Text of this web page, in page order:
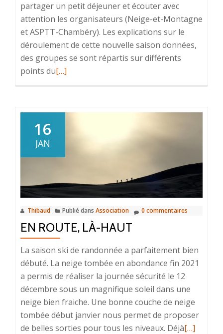
partager un petit déjeuner et écouter avec
attention les organisateurs (Neige-et-Montagne
et ASPTT-Chambéry). Les explications sur le
déroulement de cette nouvelle saison données,
des groupes se sont répartis sur différents
points duEn
[…]
16
JAN
Thibaud Publié dans Association 0 commentaires
EN ROUTE, LÀ-HAUT
La saison ski de randonnée a parfaitement bien
débuté. La neige tombée en abondance fin 2021
a permis de réaliser la journée sécurité le 12
décembre sous un magnifique soleil dans une
neige bien fraiche. Une bonne couche de neige
tombée début janvier nous permet de proposer
de belles sorties pour tous les niveaux. DéjàEn
[…]